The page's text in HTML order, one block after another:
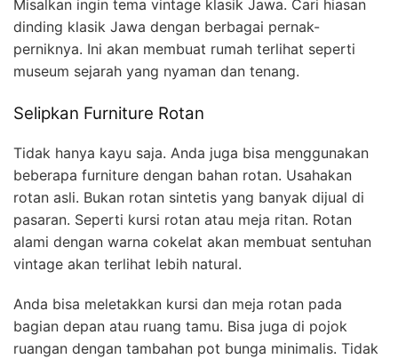
Misalkan ingin tema vintage klasik Jawa. Cari hiasan
dinding klasik Jawa dengan berbagai pernak-
perniknya. Ini akan membuat rumah terlihat seperti
museum sejarah yang nyaman dan tenang.
Selipkan Furniture Rotan
Tidak hanya kayu saja. Anda juga bisa menggunakan
beberapa furniture dengan bahan rotan. Usahakan
rotan asli. Bukan rotan sintetis yang banyak dijual di
pasaran. Seperti kursi rotan atau meja ritan. Rotan
alami dengan warna cokelat akan membuat sentuhan
vintage akan terlihat lebih natural.
Anda bisa meletakkan kursi dan meja rotan pada
bagian depan atau ruang tamu. Bisa juga di pojok
ruangan dengan tambahan pot bunga minimalis. Tidak